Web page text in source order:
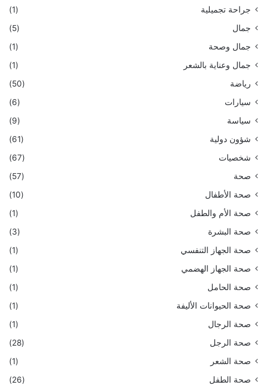
جراحة تجميلية
(1)
جمال
(5)
جمال وصحة
(1)
جمال وعناية بالشعر
(1)
رياضة
(50)
سيارات
(6)
سياسة
(9)
شؤون دولية
(61)
شخصيات
(67)
صحة
(57)
صحة الأطفال
(10)
صحة الأم والطفل
(1)
صحة البشرة
(3)
صحة الجهاز التنفسي
(1)
صحة الجهاز الهضمي
(1)
صحة الحامل
(1)
صحة الحيوانات الأليفة
(1)
صحة الرجال
(1)
صحة الرجل
(28)
صحة الشعر
(1)
صحة الطفل
(26)